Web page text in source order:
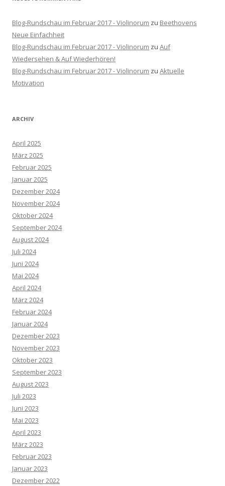
Blog-Rundschau im Februar 2017 - Violinorum zu Beethovens
Neue Einfachheit
Blog-Rundschau im Februar 2017 - Violinorum zu Auf
Wiedersehen & Auf Wiederhören!
Blog-Rundschau im Februar 2017 - Violinorum zu Aktuelle
Motivation
ARCHIV
April 2025
März 2025
Februar 2025
Januar 2025
Dezember 2024
November 2024
Oktober 2024
September 2024
August 2024
Juli 2024
Juni 2024
Mai 2024
April 2024
März 2024
Februar 2024
Januar 2024
Dezember 2023
November 2023
Oktober 2023
September 2023
August 2023
Juli 2023
Juni 2023
Mai 2023
April 2023
März 2023
Februar 2023
Januar 2023
Dezember 2022